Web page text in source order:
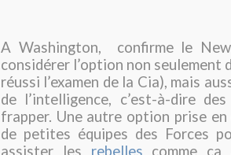
A Washington, confirme le
considérer l’option non seulement
réussi l’examen de la Cia), mais
de l’intelligence, c’est-à-dire
frapper. Une autre option prise
de petites équipes des Forces
assister les rebelles comme